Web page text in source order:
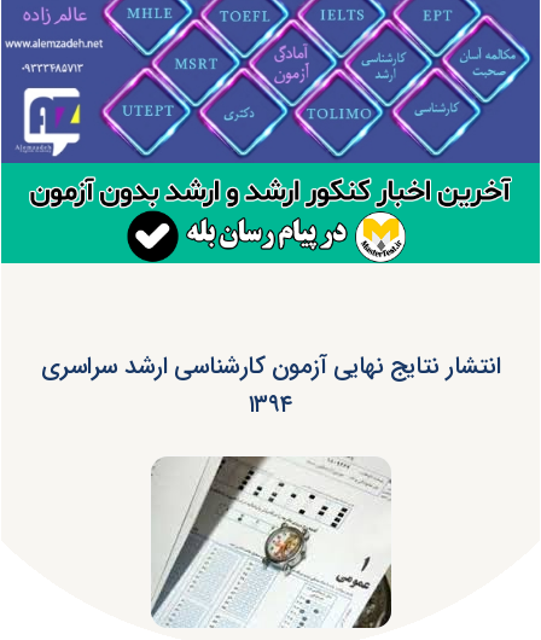
انتشار نتایج نهایی آزمون کارشناسی ارشد سراسری
۱۳۹۴